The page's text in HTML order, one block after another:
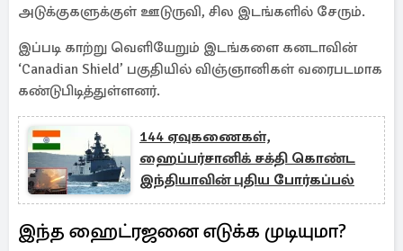
அடுக்குகளுக்குள் ஊடுருவி, சில இடங்களில் சேரும்.
இப்படி காற்று வெளியேறும் இடங்களை கனடாவின்
‘Canadian Shield’ பகுதியில் விஞ்ஞானிகள் வரைபடமாக
கண்டுபிடித்துள்ளனர்.
144 ஏவுகணைகள்,
ஹைப்பர்சானிக் சக்தி கொண்ட
இந்தியாவின் புதிய போர்கப்பல்
இந்த ஹைட்ரஜனை எடுக்க முடியுமா?